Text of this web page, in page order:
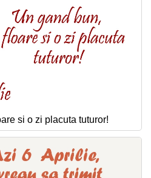
si o zi placuta tuturor!